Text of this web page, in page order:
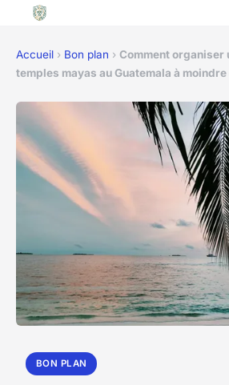
Accueil › Bon plan › Comment organiser
temples mayas au Guatemala à moindre
BON PLAN